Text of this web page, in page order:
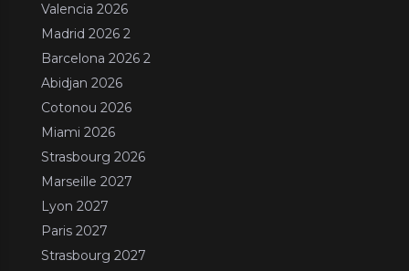
Valencia 2026
Madrid 2026 2
Barcelona 2026 2
Abidjan 2026
Cotonou 2026
Miami 2026
Strasbourg 2026
Marseille 2027
Lyon 2027
Paris 2027
Strasbourg 2027